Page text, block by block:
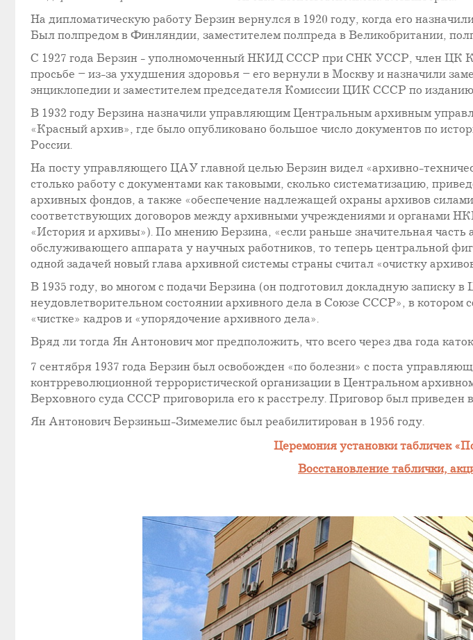
На дипломатическую работу Берзин вернулся в 1920 году, когда его
Был полпредом в Финляндии, заместителем полпреда в Великобритании,
С 1927 года Берзин - уполномоченный НКИД СССР при СНК УССР, член ЦК
просьбе – из-за ухудшения здоровья – его вернули в Москву и назначили
энциклопедии и заместителем председателя Комиссии ЦИК СССР по
В 1932 году Берзина назначили управляющим Центральным архивным
«Красный архив», где было опубликовано большое число документов по
России.
На посту управляющего ЦАУ главной целью Берзин видел «архивно-
столько работу с документами как таковыми, сколько систематизацию,
архивных фондов, а также «обеспечение надлежащей охраны архивов
соответствующих договоров между архивными учреждениями и органами
«История и архивы»). По мнению Берзина, «если раньше значительная
обслуживающего аппарата у научных работников, то теперь центральной
одной задачей новый глава архивной системы страны считал «очистку
В 1935 году, во многом с подачи Берзина (он подготовил докладную
неудовлетворительном состоянии архивного дела в Союзе СССР», в
«чистке» кадров и «упорядочение архивного дела».
Вряд ли тогда Ян Антонович мог предположить, что всего через два года
7 сентября 1937 года Берзин был освобожден «по болезни» с поста
контрреволюционной террористической организации в Центральном
Верховного суда СССР приговорила его к расстрелу. Приговор был приведен
Ян Антонович Берзиньш-Зимемелис был реабилитирован в 1956 году.
Церемония установки табличек
Восстановление таблички,